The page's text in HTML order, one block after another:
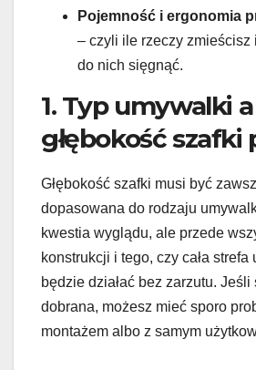
Pojemność i ergonomia
– czyli ile rzeczy zmieścisz
do nich sięgnąć.
1. Typ umywalki a
głębokość szafki
Głębokość szafki musi być
dopasowana do rodzaju
kwestia wyglądu, ale przede
konstrukcji i tego, czy cała strefa
będzie działać bez zarzutu.
dobrana, możesz mieć sporo
montażem albo z samym